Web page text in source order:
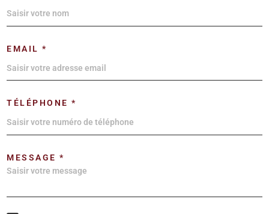
EMAIL *
TÉLÉPHONE *
MESSAGE *